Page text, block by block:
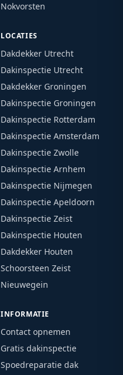
Nokvorsten
LOCATIES
Dakdekker Utrecht
Dakinspectie Utrecht
Dakdekker Groningen
Dakinspectie Groningen
Dakinspectie Rotterdam
Dakinspectie Amsterdam
Dakinspectie Zwolle
Dakinspectie Arnhem
Dakinspectie Nijmegen
Dakinspectie Apeldoorn
Dakinspectie Zeist
Dakinspectie Houten
Dakdekker Houten
Schoorsteen Zeist
Nieuwegein
INFORMATIE
Contact opnemen
Gratis dakinspectie
Spoedreparatie dak